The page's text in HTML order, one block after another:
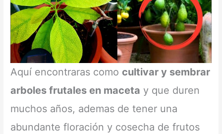
Aquí encontraras comocultivar y sembrar
arboles frutales en maceta y que duren
muchos años, ademas de tener una
abundante floración y cosecha de frutos